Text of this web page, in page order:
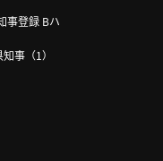
事登録 Bハ
事（1）